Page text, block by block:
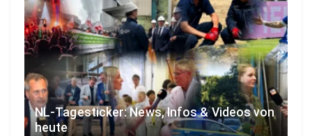
NL-Tagesticker: News, Infos & Videos von
heute